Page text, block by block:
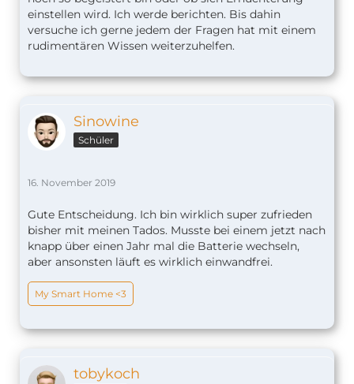
einstellen wird. Ich werde berichten. Bis dahin
versuche ich gerne jedem der Fragen hat mit einem
rudimentären Wissen weiterzuhelfen.
Sinowine
Schüler
16. November 2019
Gute Entscheidung. Ich bin wirklich super zufrieden
bisher mit meinen Tados. Musste bei einem jetzt nach
knapp über einen Jahr mal die Batterie wechseln,
aber ansonsten läuft es wirklich einwandfrei.
My Smart Home <3
tobykoch